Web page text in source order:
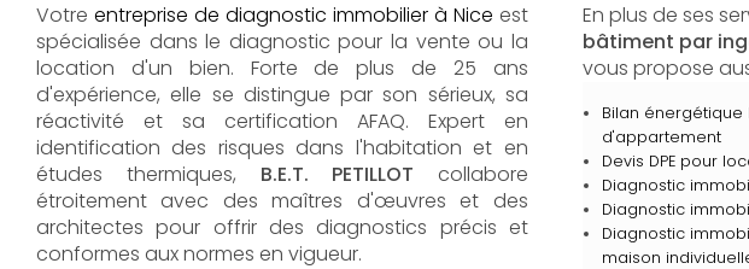
Votre entreprise de diagnostic immobilier à Nice est
spécialisée dans le diagnostic pour la vente ou la
location d'un bien. Forte de plus de 25 ans
d'expérience, elle se distingue par son sérieux, sa
réactivité et sa certification AFAQ. Expert en
identification des risques dans l'habitation et en
études thermiques, B.E.T. PETILLOT collabore
étroitement avec des maîtres d'œuvres et des
architectes pour offrir des diagnostics précis et
conformes aux normes en vigueur.
En plus de ses
bâtiment par
vous propose
Bilan énergétique
d'appartement
Devis DPE pour
Diagnostic
Diagnostic
Diagnostic
maison